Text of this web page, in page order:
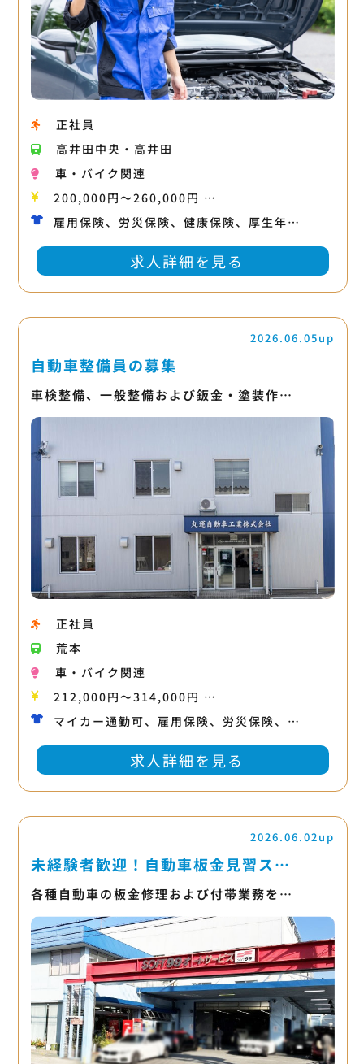
正社員
高井田中央・高井田
車・バイク関連
200,000円〜260,000円 …
雇用保険、労災保険、健康保険、厚生年…
求人詳細を見る
2026.06.05up
自動車整備員の募集
車検整備、一般整備および鈑金・塗装作…
正社員
荒本
車・バイク関連
212,000円〜314,000円 …
マイカー通勤可、雇用保険、労災保険、…
求人詳細を見る
2026.06.02up
未経験者歓迎！自動車板金見習ス…
各種自動車の板金修理および付帯業務を…